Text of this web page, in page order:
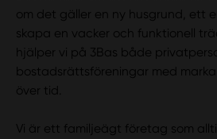
om det gäller en ny husgrund, ett
skapa en vacker och funktionell
hjälper vi på 3Bas både
bostadsrättsföreningar med
över tid.
Vi är ett familjeägt företag som